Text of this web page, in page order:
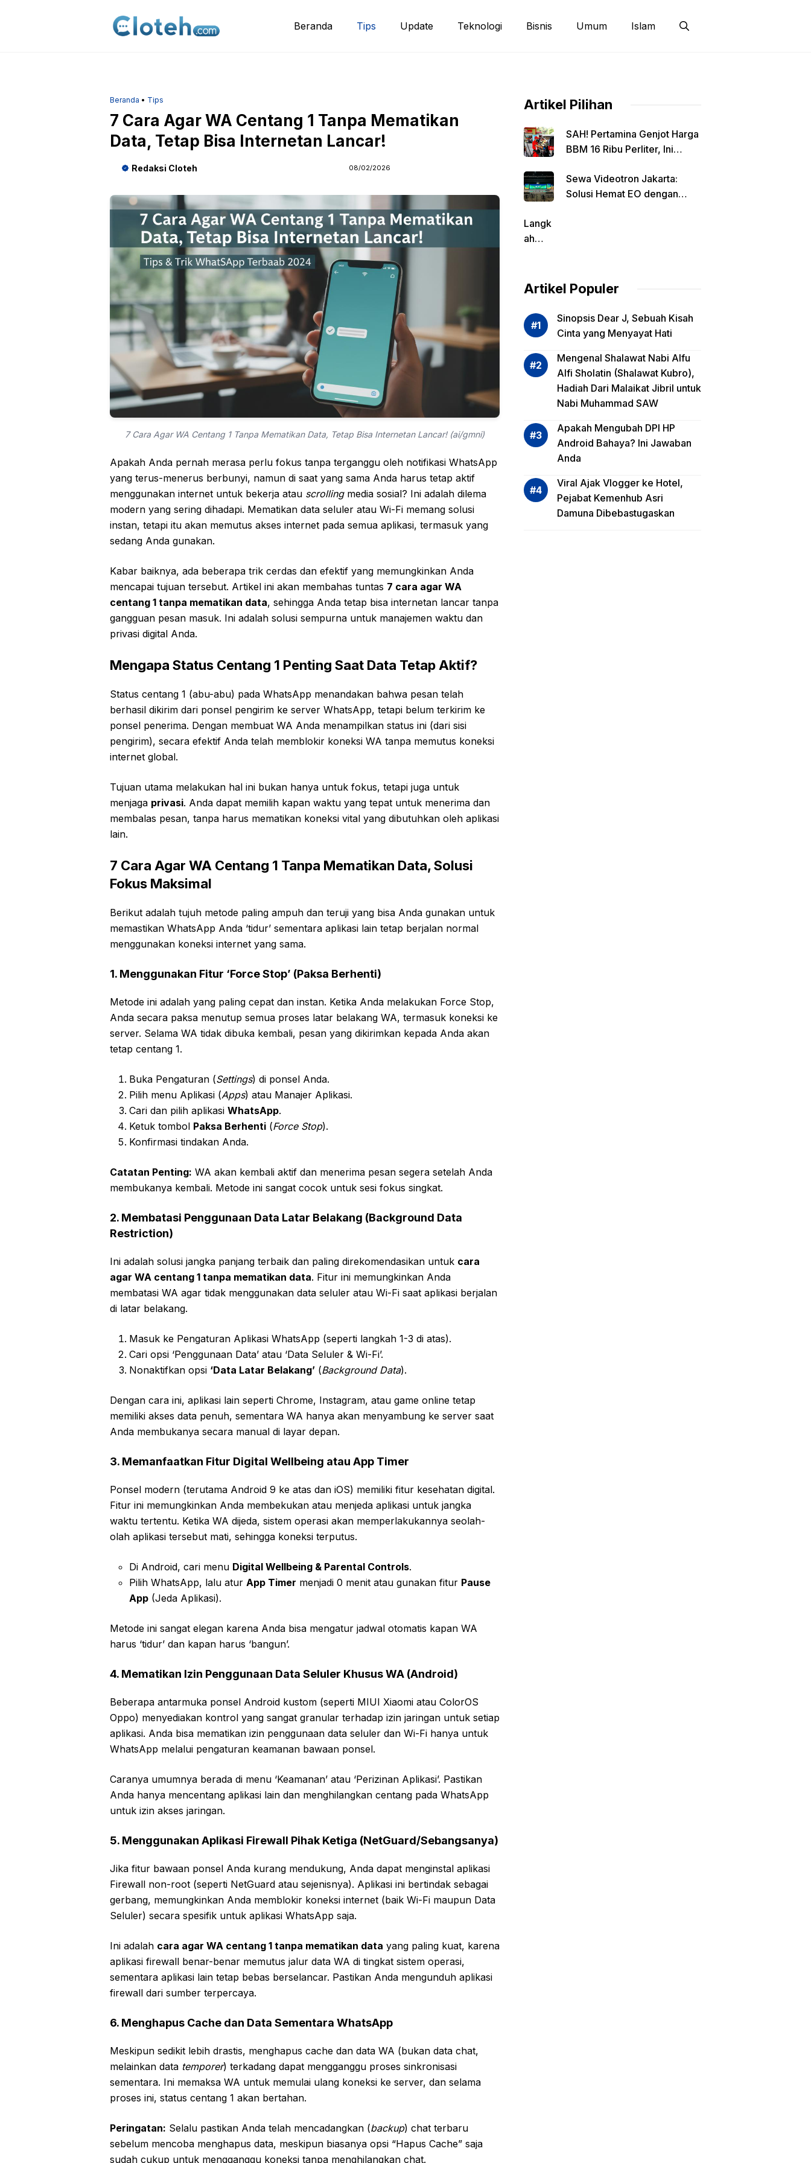
Beranda Tips Update Teknologi Bisnis Umum Islam
Beranda • Tips
7 Cara Agar WA Centang 1 Tanpa Mematikan
Data, Tetap Bisa Internetan Lancar!
Redaksi Cloteh 08/02/2026
7 Cara Agar WA Centang 1 Tanpa Mematikan Data, Tetap Bisa Internetan Lancar! (ai/gmni)
Apakah Anda pernah merasa perlu fokus tanpa terganggu oleh notifikasi WhatsApp
yang terus-menerus berbunyi, namun di saat yang sama Anda harus tetap aktif
menggunakan internet untuk bekerja atau scrollingmedia sosial? Ini adalah dilema
modern yang sering dihadapi. Mematikan data seluler atau Wi-Fi memang solusi
instan, tetapi itu akan memutus akses internet pada semua aplikasi, termasuk yang
sedang Anda gunakan.
Kabar baiknya, ada beberapa trik cerdas dan efektif yang memungkinkan Anda
mencapai tujuan tersebut. Artikel ini akan membahas tuntas 7 cara agar WA
centang 1 tanpa mematikan data, sehingga Anda tetap bisa internetan lancar tanpa
gangguan pesan masuk. Ini adalah solusi sempurna untuk manajemen waktu dan
privasi digital Anda.
Mengapa Status Centang 1 Penting Saat Data Tetap Aktif?
Status centang 1 (abu-abu) pada WhatsApp menandakan bahwa pesan telah
berhasil dikirim dari ponsel pengirim ke server WhatsApp, tetapi belum terkirim ke
ponsel penerima. Dengan membuat WA Anda menampilkan status ini (dari sisi
pengirim), secara efektif Anda telah memblokir koneksi WA tanpa memutus koneksi
internet global.
Tujuan utama melakukan hal ini bukan hanya untuk fokus, tetapi juga untuk
menjaga privasi. Anda dapat memilih kapan waktu yang tepat untuk menerima dan
membalas pesan, tanpa harus mematikan koneksi vital yang dibutuhkan oleh aplikasi
lain.
7 Cara Agar WA Centang 1 Tanpa Mematikan Data, Solusi
Fokus Maksimal
Berikut adalah tujuh metode paling ampuh dan teruji yang bisa Anda gunakan untuk
memastikan WhatsApp Anda ‘tidur’ sementara aplikasi lain tetap berjalan normal
menggunakan koneksi internet yang sama.
1. Menggunakan Fitur ‘Force Stop’ (Paksa Berhenti)
Metode ini adalah yang paling cepat dan instan. Ketika Anda melakukan Force Stop,
Anda secara paksa menutup semua proses latar belakang WA, termasuk koneksi ke
server. Selama WA tidak dibuka kembali, pesan yang dikirimkan kepada Anda akan
tetap centang 1.
Buka Pengaturan (Settings) di ponsel Anda.
Pilih menu Aplikasi (Apps) atau Manajer Aplikasi.
Cari dan pilih aplikasi WhatsApp.
Ketuk tombol Paksa Berhenti (Force Stop).
Konfirmasi tindakan Anda.
Catatan Penting: WA akan kembali aktif dan menerima pesan segera setelah Anda
membukanya kembali. Metode ini sangat cocok untuk sesi fokus singkat.
2. Membatasi Penggunaan Data Latar Belakang (Background Data
Restriction)
Ini adalah solusi jangka panjang terbaik dan paling direkomendasikan untuk cara
agar WA centang 1 tanpa mematikan data. Fitur ini memungkinkan Anda
membatasi WA agar tidak menggunakan data seluler atau Wi-Fi saat aplikasi berjalan
di latar belakang.
Masuk ke Pengaturan Aplikasi WhatsApp (seperti langkah 1-3 di atas).
Cari opsi ‘Penggunaan Data’ atau ‘Data Seluler & Wi-Fi’.
Nonaktifkan opsi ‘Data Latar Belakang’ (Background Data).
Dengan cara ini, aplikasi lain seperti Chrome, Instagram, atau game online tetap
memiliki akses data penuh, sementara WA hanya akan menyambung ke server saat
Anda membukanya secara manual di layar depan.
3. Memanfaatkan Fitur Digital Wellbeing atau App Timer
Ponsel modern (terutama Android 9 ke atas dan iOS) memiliki fitur kesehatan digital.
Fitur ini memungkinkan Anda membekukan atau menjeda aplikasi untuk jangka
waktu tertentu. Ketika WA dijeda, sistem operasi akan memperlakukannya seolah-
olah aplikasi tersebut mati, sehingga koneksi terputus.
Di Android, cari menu Digital Wellbeing & Parental Controls.
Pilih WhatsApp, lalu atur App Timer menjadi 0 menit atau gunakan fitur Pause
App (Jeda Aplikasi).
Metode ini sangat elegan karena Anda bisa mengatur jadwal otomatis kapan WA
harus ‘tidur’ dan kapan harus ‘bangun’.
4. Mematikan Izin Penggunaan Data Seluler Khusus WA (Android)
Beberapa antarmuka ponsel Android kustom (seperti MIUI Xiaomi atau ColorOS
Oppo) menyediakan kontrol yang sangat granular terhadap izin jaringan untuk setiap
aplikasi. Anda bisa mematikan izin penggunaan data seluler dan Wi-Fi hanya untuk
WhatsApp melalui pengaturan keamanan bawaan ponsel.
Caranya umumnya berada di menu ‘Keamanan’ atau ‘Perizinan Aplikasi’. Pastikan
Anda hanya mencentang aplikasi lain dan menghilangkan centang pada WhatsApp
untuk izin akses jaringan.
5. Menggunakan Aplikasi Firewall Pihak Ketiga (NetGuard/Sebangsanya)
Jika fitur bawaan ponsel Anda kurang mendukung, Anda dapat menginstal aplikasi
Firewall non-root (seperti NetGuard atau sejenisnya). Aplikasi ini bertindak sebagai
gerbang, memungkinkan Anda memblokir koneksi internet (baik Wi-Fi maupun Data
Seluler) secara spesifik untuk aplikasi WhatsApp saja.
Ini adalah cara agar WA centang 1 tanpa mematikan data yang paling kuat, karena
aplikasi firewall benar-benar memutus jalur data WA di tingkat sistem operasi,
sementara aplikasi lain tetap bebas berselancar. Pastikan Anda mengunduh aplikasi
firewall dari sumber terpercaya.
6. Menghapus Cache dan Data Sementara WhatsApp
Meskipun sedikit lebih drastis, menghapus cache dan data WA (bukan data chat,
melainkan data temporer) terkadang dapat mengganggu proses sinkronisasi
sementara. Ini memaksa WA untuk memulai ulang koneksi ke server, dan selama
proses ini, status centang 1 akan bertahan.
Peringatan: Selalu pastikan Anda telah mencadangkan (backup) chat terbaru
sebelum mencoba menghapus data, meskipun biasanya opsi “Hapus Cache” saja
sudah cukup untuk mengganggu koneksi tanpa menghilangkan chat.
Artikel Pilihan
SAH! Pertamina Genjot Harga
BBM 16 Ribu Perliter, Ini
Sewa Videotron Jakarta:
Solusi Hemat EO dengan
Langk
ah
dalam
si
Risiko
asi
Reksa
Artikel Populer
Sinopsis Dear J, Sebuah Kisah
Cinta yang Menyayat Hati
Mengenal Shalawat Nabi Alfu
Alfi Sholatin (Shalawat Kubro),
Hadiah Dari Malaikat Jibril untuk
Nabi Muhammad SAW
Apakah Mengubah DPI HP
Android Bahaya? Ini Jawaban
Anda
Viral Ajak Vlogger ke Hotel,
Pejabat Kemenhub Asri
Damuna Dibebastugaskan